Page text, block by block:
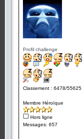
Profil challenge
Classement : 6478/55625
Membre Héroïque
Hors ligne
Messages: 657